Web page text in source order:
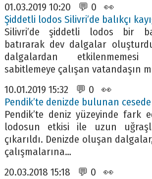
01.03.2019 10:20 💬 0 👀
Şiddetli lodos Silivri’de balıkçı
Silivri’de şiddetli lodos bir
batırarak dev dalgalar
dalgalardan
sabitlemeye çalışan vatandaşın
10.01.2019 15:32 💬 0 👀
Pendik’te denizde bulunan
Pendik’te deniz yüzeyinde fark
lodosun etkisi ile uzun
çıkarıldı. Denizde oluşan
çalışmalarına…
20.03.2018 15:18 💬 0 👀